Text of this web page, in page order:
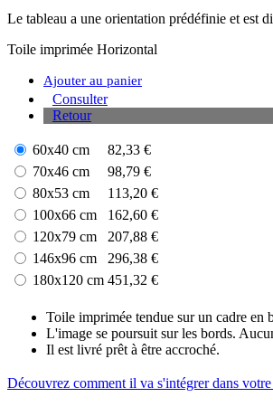
Le tableau a une orientation prédéfinie et est
Toile imprimée Horizontal
Ajouter au panier
Consulter
Retour
60x40 cm
82,33 €
70x46 cm
98,79 €
80x53 cm
113,20 €
100x66 cm
162,60 €
120x79 cm
207,88 €
146x96 cm
296,38 €
180x120 cm 451,32 €
Toile imprimée tendue sur un cadre en
L'image se poursuit sur les bords.
Il est livré prêt à être accroché.
Découvrez comment il va s'intégrer dans